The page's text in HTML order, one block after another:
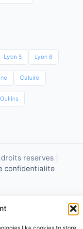
Lyon 5 Lyon 6
Caluire
Oullins
reserves |
confidentialite